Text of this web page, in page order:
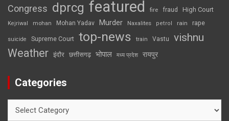
Congress dprcg featured fire fraud High Court
Kejriwal mohan Mohan Yadav Murder Naxalites petrol rain rape
suicide Supreme Court top-news train Vastu vishnu
Weather इंदौर छत्तीसगढ़ भोपाल मध्य प्रदेश रायपुर
Categories